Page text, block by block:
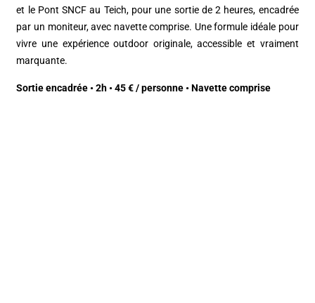
et le Pont SNCF au Teich, pour une sortie de 2 heures, encadrée
par un moniteur, avec navette comprise. Une formule idéale pour
vivre une expérience outdoor originale, accessible et vraiment
marquante.
Sortie encadrée • 2h • 45 € / personne • Navette comprise